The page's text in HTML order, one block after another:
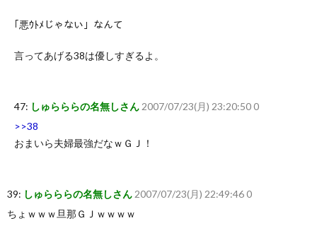
｢悪ｳﾄﾒじゃない」なんて
言ってあげる38は優しすぎるよ。
47: しゅらららの名無しさん 2007/07/23(月) 23:20:50 0
>>38
おまいら夫婦最強だなｗＧＪ！
39: しゅらららの名無しさん 2007/07/23(月) 22:49:46 0
ちょｗｗｗ旦那ＧＪｗｗｗｗ